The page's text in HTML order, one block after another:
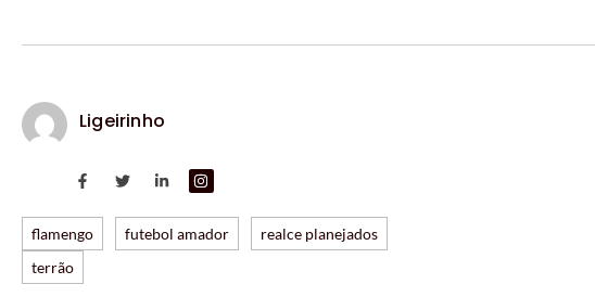
Ligeirinho
flamengo futebol amador
realce planejados
terrão